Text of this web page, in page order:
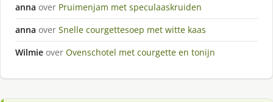
anna over Pruimenjam met speculaaskruiden
anna over Snelle courgettesoep met witte kaas
Wilmie over Ovenschotel met courgette en tonijn